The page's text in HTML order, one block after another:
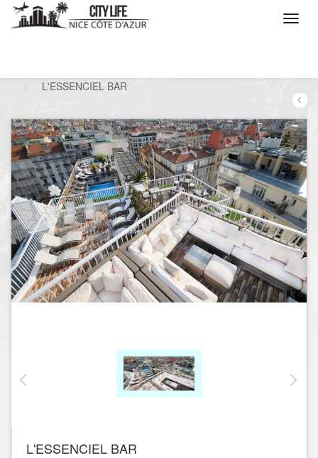
L'ESSENCIEL BAR
L'ESSENCIEL BAR